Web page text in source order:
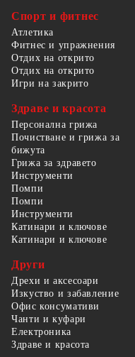
Спорт и фитнес
Атлетика
Фитнес и упражнения
Отдих на открито
Отдих на открито
Игри на закрито
Здраве и красота
Персонална грижа
Почистване и грижа за
бижута
Грижа за здравето
Инструменти
Помпи
Помпи
Инструменти
Катинари и ключове
Катинари и ключове
Други
Дрехи и аксесоари
Изкуство и забавление
Офис консумативи
Чанти и куфари
Електроника
Здраве и красота